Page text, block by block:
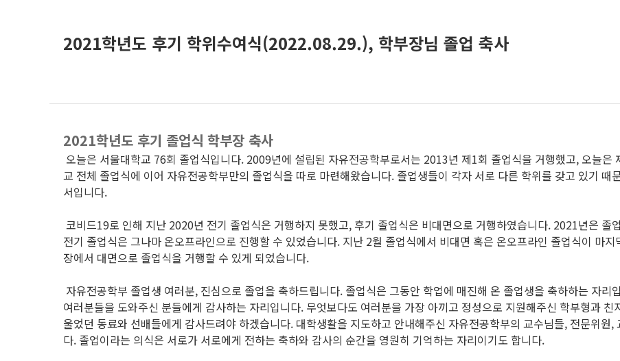
2021학년도 후기 학위수여식(2022.08.29.), 학부장님 졸업 축사
2021학년도 후기 졸업식 학부장 축사
오늘은 서울대학교 76회 졸업식입니다. 2009년에 설립된 자유전공학부로서는 2013년 제1회 졸업식을 거행했고, 오늘
교 전체 졸업식에 이어 자유전공학부만의 졸업식을 따로 마련해왔습니다. 졸업생들이 각자 서로 다른 학위를 갖고 있기 때
서입니다.
코비드19로 인해 지난 2020년 전기 졸업식은 거행하지 못했고, 후기 졸업식은 비대면으로 거행하였습니다. 2021년은 졸
전기 졸업식은 그나마 온오프라인으로 진행할 수 있었습니다. 지난 2월 졸업식에서 비대면 혹은 온오프라인 졸업식이 마
장에서 대면으로 졸업식을 거행할 수 있게 되었습니다.
자유전공학부 졸업생 여러분, 진심으로 졸업을 축하드립니다. 졸업식은 그동안 학업에 매진해 온 졸업생을 축하하는 자리
여러분들을 도와주신 분들에게 감사하는 자리입니다. 무엇보다도 여러분을 가장 아끼고 정성으로 지원해주신 학부형과
울었던 동료와 선배들에게 감사드려야 하겠습니다. 대학생활을 지도하고 안내해주신 자유전공학부의 교수님들, 전문위원
다. 졸업이라는 의식은 서로가 서로에게 전하는 축하와 감사의 순간을 영원히 기억하는 자리이기도 합니다.